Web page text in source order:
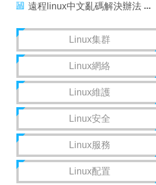
解決辦法
遠程linux中文亂碼解決辦法
Linux集群
Linux網絡
Linux維護
Linux安全
Linux服務
Linux配置